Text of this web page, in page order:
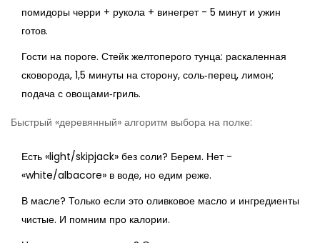
помидоры черри + рукола + винегрет - 5 минут и ужин
готов.
Гости на пороге. Стейк желтоперого тунца: раскаленная
сковорода, 1,5 минуты на сторону, соль‑перец, лимон;
подача с овощами‑гриль.
Быстрый «деревянный» алгоритм выбора на полке:
Есть «light/skipjack» без соли? Берем. Нет -
«white/albacore» в воде, но едим реже.
В масле? Только если это оливковое масло и ингредиенты
чистые. И помним про калории.